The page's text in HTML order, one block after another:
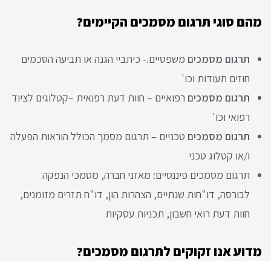
מהם סוגי תרגום מסמכים הקיימים?
תרגום מסמכים משפטיים.- כיתביי הגנה או תביעה הסכמים
חוזים תעודות וכו'
תרגום מסמכים רפואיים – חוות דעת רפואית –קטלוגים לציוד
רפואי וכו'
תרגום מסמכים טכניים – תרגום מסמך הכולל הוראות הפעלה
ו/או קטלוג טכני
תרגום מסמכים פיננסיים: מאזני חברה, מסמכי הנפקה
לבורסה, דו"חות שנתיים, הצהרות הון, דו"ח תזרים מזומנים,
חוות דעת רואי חשבון, תכניות עסקיות
מדוע אנו זקוקים לתרגום מסמכים?